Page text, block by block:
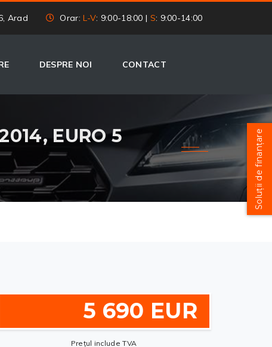
Arad Orar:L-V: 9:00-18:00 | S: 9:00-14:00
DESPRE NOI CONTACT
EURO 5
5 690 EUR
Prețul include TVA
Soluții de finanțare